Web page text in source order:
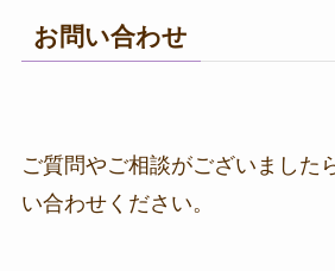
お問い合わせ
ご質問やご相談がございました
い合わせください。